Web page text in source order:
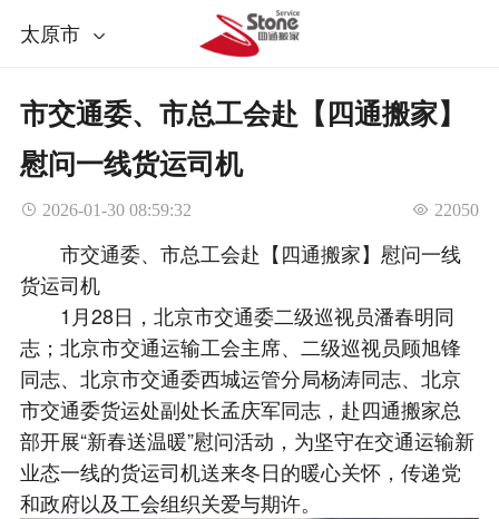
太原市
市交通委、市总工会赴【四通搬家】
慰问一线货运司机
 2026-01-30 08:59:32  22050
市交通委、市总工会赴【四通搬家】慰问一线
货运司机
1月28日，北京市交通委二级巡视员潘春明同
志；北京市交通运输工会主席、二级巡视员顾旭锋
同志、北京市交通委西城运管分局杨涛同志、北京
市交通委货运处副处长孟庆军同志，赴四通搬家总
部开展“新春送温暖”慰问活动，为坚守在交通运输新
业态一线的货运司机送来冬日的暖心关怀，传递党
和政府以及工会组织关爱与期许。